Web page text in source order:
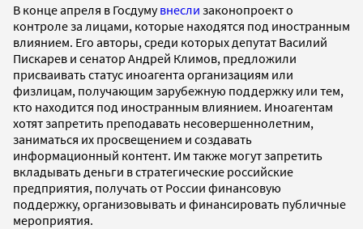
В конце апреля в Госдумувнесли законопроект о
контроле за лицами, которые находятся под иностранным
влиянием. Его авторы, среди которых депутат Василий
Пискарев и сенатор Андрей Климов, предложили
присваивать статус иноагента организациям или
физлицам, получающим зарубежную поддержку или тем,
кто находится под иностранным влиянием. Иноагентам
хотят запретить преподавать несовершеннолетним,
заниматься их просвещением и создавать
информационный контент. Им также могут запретить
вкладывать деньги в стратегические российские
предприятия, получать от России финансовую
поддержку, организовывать и финансировать публичные
мероприятия.